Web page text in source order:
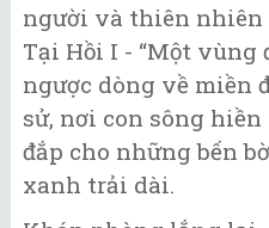
người và thiên nhiên
Tại Hồi I - “Một vùng
ngược dòng về miền
sử, nơi con sông
đắp cho những bến
xanh trải dài.